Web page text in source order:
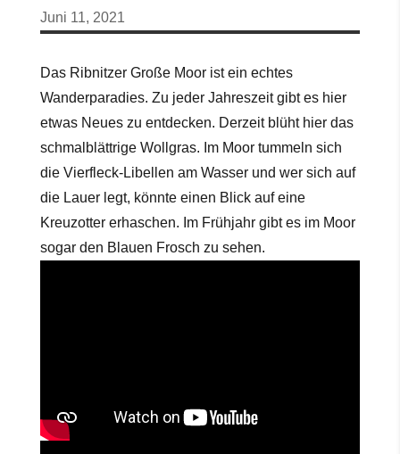
Juni 11, 2021
Das Ribnitzer Große Moor ist ein echtes
Wanderparadies. Zu jeder Jahreszeit gibt es hier
etwas Neues zu entdecken. Derzeit blüht hier das
schmalblättrige Wollgras. Im Moor tummeln sich
die Vierfleck-Libellen am Wasser und wer sich auf
die Lauer legt, könnte einen Blick auf eine
Kreuzotter erhaschen. Im Frühjahr gibt es im Moor
sogar den Blauen Frosch zu sehen.